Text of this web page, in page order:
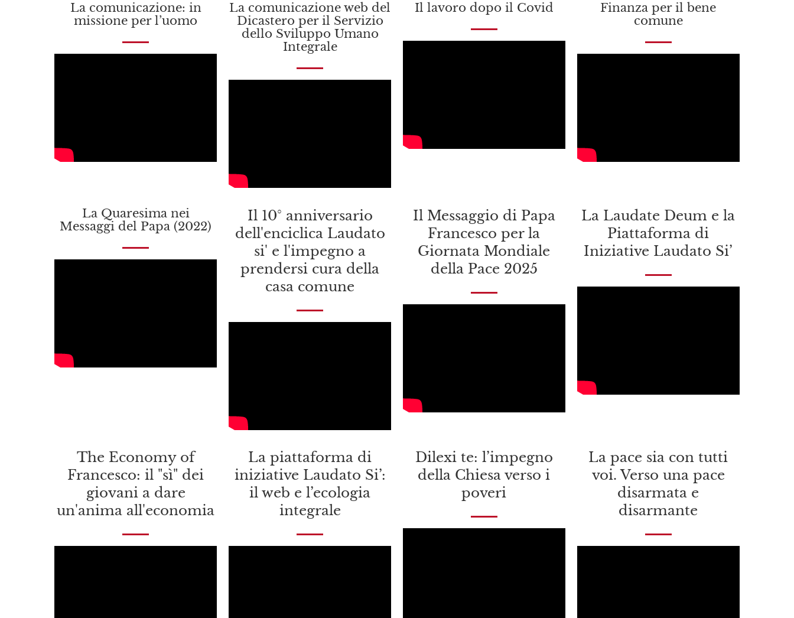
La comunicazione: in
missione per l’uomo
La comunicazione web del
Dicastero per il Servizio
dello Sviluppo Umano
Integrale
Il lavoro dopo il Covid
Finanza per il bene
comune
La Quaresima nei
Messaggi del Papa (2022)
Il 10° anniversario
dell'enciclica Laudato
si' e l'impegno a
prendersi cura della
casa comune
Il Messaggio di Papa
Francesco per la
Giornata Mondiale
della Pace 2025
La Laudate Deum e la
Piattaforma di
Iniziative Laudato Si’
The Economy of
Francesco: il "sì" dei
giovani a dare
un'anima all'economia
La piattaforma di
iniziative Laudato Si’:
il web e l’ecologia
integrale
Dilexi te: l’impegno
della Chiesa verso i
poveri
La pace sia con tutti
voi. Verso una pace
disarmata e
disarmante